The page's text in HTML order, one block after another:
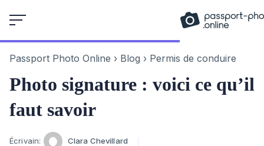
to
Passport Photo Online › Blog › Permis de conduire
Photo signature : voici ce qu’il
faut savoir
Author
Écrivain:
Clara Chevillard